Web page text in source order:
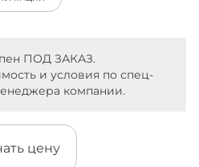
ПОД ЗАКАЗ.
и условия по спец-
компании.
цену